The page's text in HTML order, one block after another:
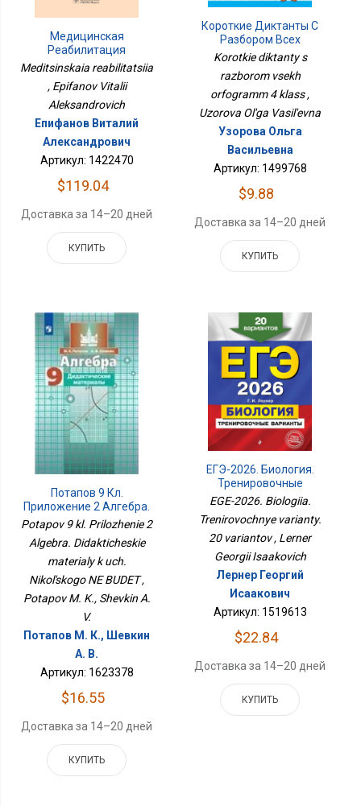
Медицинская
Реабилитация
Meditsinskaia reabilitatsiia
, Epifanov Vitalii
Aleksandrovich
Епифанов Виталий
Александрович
Артикул: 1422470
$119.04
Доставка за 14–20 дней
КУПИТЬ
Короткие Диктанты С
Разбором Всех
Орфограмм 4 Класс
Korotkie diktanty s
razborom vsekh
orfogramm 4 klass ,
Uzorova Ol'ga Vasil'evna
Узорова Ольга
Васильевна
Артикул: 1499768
$9.88
Доставка за 14–20 дней
КУПИТЬ
Потапов 9 Кл.
Приложение 2 Алгебра.
Дидактические
Материалы К Уч.
Никольского НЕ БУДЕТ
Potapov 9 kl. Prilozhenie 2
Algebra. Didakticheskie
materialy k uch.
Nikol'skogo NE BUDET ,
Potapov M. K., Shevkin A.
V.
Потапов М. К., Шевкин
А. В.
Артикул: 1623378
$16.55
Доставка за 14–20 дней
КУПИТЬ
ЕГЭ-2026. Биология.
Тренировочные
Варианты. 20 Вариантов
EGE-2026. Biologiia.
Trenirovochnye varianty.
20 variantov , Lerner
Georgii Isaakovich
Лернер Георгий
Исаакович
Артикул: 1519613
$22.84
Доставка за 14–20 дней
КУПИТЬ